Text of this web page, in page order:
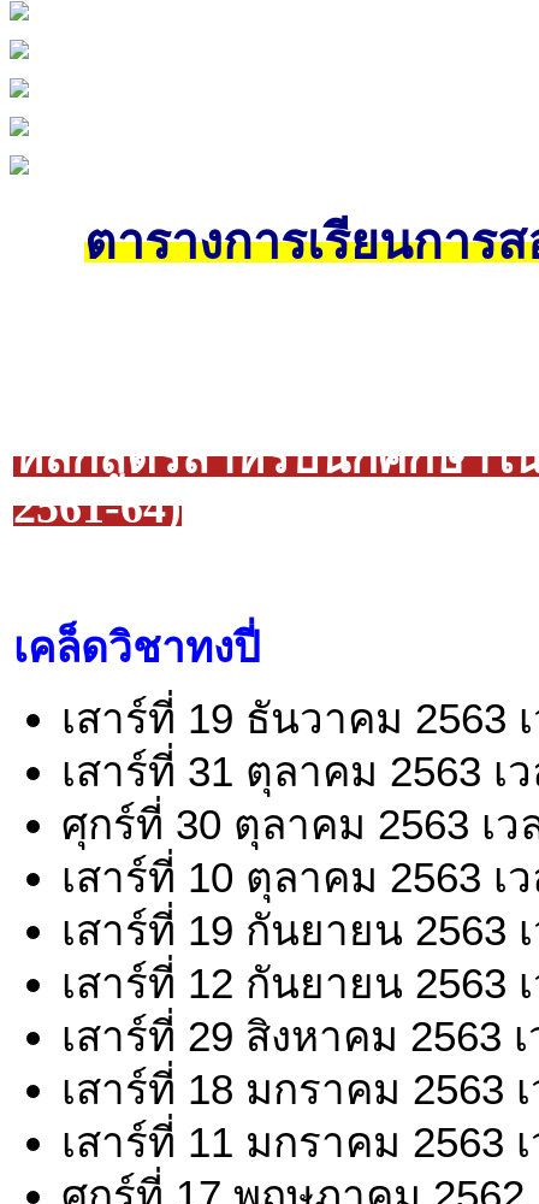
ตารางการเรียนการ
หลักสูตรสำหรับนักศึกษ
2561-64)
เคล็ดวิชาทงปี่
เสาร์ที่ 19 ธันวาคม 2563
เสาร์ที่ 31 ตุลาคม 2563 เ
ศุกร์ที่ 30 ตุลาคม 2563 เว
เสาร์ที่ 10 ตุลาคม 2563 เ
เสาร์ที่ 19 กันยายน 2563
เสาร์ที่ 12 กันยายน 2563
เสาร์ที่ 29 สิงหาคม 2563
เสาร์ที่ 18 มกราคม 2563
เสาร์ที่ 11 มกราคม 2563